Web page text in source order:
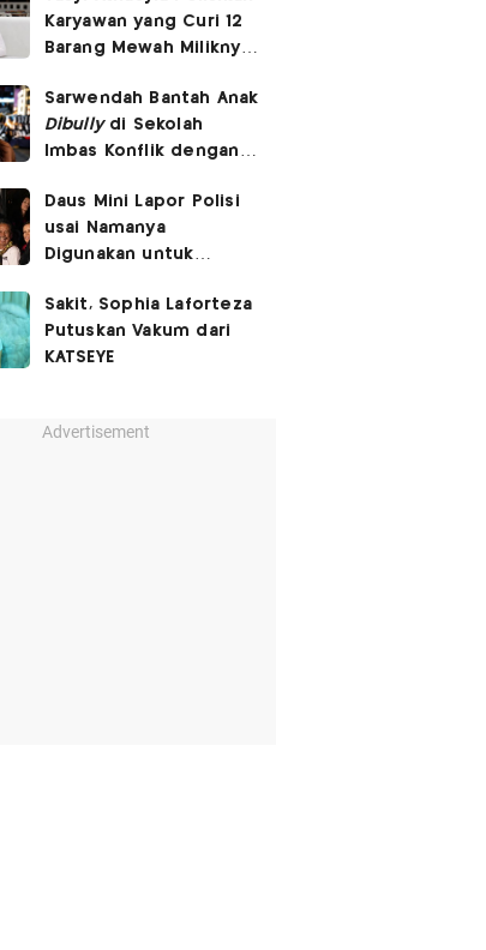
Karyawan yang Curi 12
Barang Mewah Miliknya
Sarwendah Bantah Anak
Dibullydi Sekolah
Imbas Konflik dengan
Daus Mini Lapor Polisi
usai Namanya
Digunakan untuk
SARA
Sakit, Sophia Laforteza
Putuskan Vakum dari
KATSEYE
Advertisement